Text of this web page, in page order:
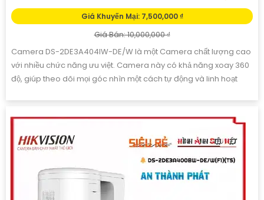
Giá Khuyến Mại: 7,500,000 ₫
Giá Bán: 10,000,000 ₫
Camera DS-2DE3A404IW-DE/W là một Camera chất lượng cao
với nhiều chức năng ưu việt. Camera này có khả năng xoay 360
độ, giúp theo dõi mọi góc nhìn một cách tự động và linh hoạt